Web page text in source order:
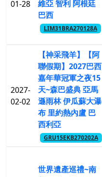
01-28
維亞 智利 阿根廷
巴西
LIM31BRA270128A
2027-
02-02
【神采飛羊】【阿
聯假期】2027巴西
嘉年華冠軍之夜15
天~森巴盛典 亞馬
遜雨林 伊瓜蘇大瀑
布 里約熱內盧 巴
西利亞
GRU15EKB270202A
世界遺產巡禮~南